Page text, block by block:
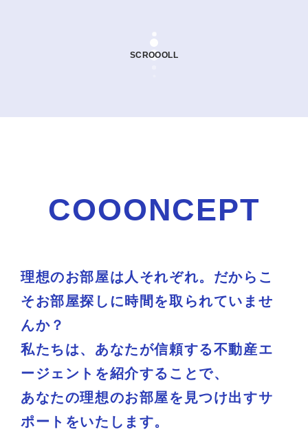
SCROOOLL
COOONCEPT
理想のお部屋は人それぞれ。だからこ
そお部屋探しに時間を取られていませ
んか？
私たちは、あなたが信頼する不動産エ
ージェントを紹介することで、
あなたの理想のお部屋を見つけ出すサ
ポートをいたします。